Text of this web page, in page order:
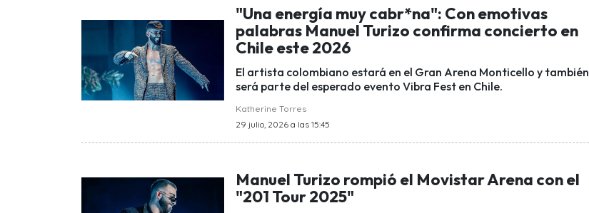
"Una energía muy cabr*na": Con emotivas
palabras Manuel Turizo confirma concierto en
Chile este 2026
El artista colombiano estará en el Gran Arena Monticello y también
será parte del esperado evento Vibra Fest en Chile.
Katherine Torres
29 julio, 2026 a las 15:45
Manuel Turizo rompió el Movistar Arena con el
"201 Tour 2025"